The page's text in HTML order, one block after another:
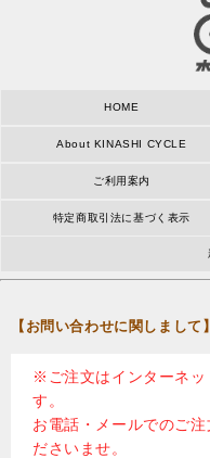
HOME
About KINASHI CYCLE
ご利用案内
特定商取引法に基づく表示
【お問い合わせに関しまして】
※ご注文はインターネッ
す。
お電話・メールでのご
ださいませ。